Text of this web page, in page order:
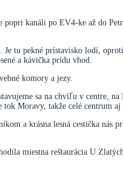
kanáli po EV4-ke až do
tu pekné prístavisko lodí,
a kávička prídu vhod.
komory a jezy.
sa na chvíľu v centre,
Moravy, takže celé centrum aj
a krásna lesná cestička nás
miestna reštaurácia U